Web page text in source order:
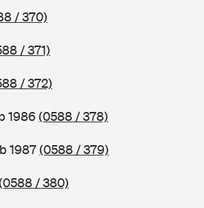
/ 370)
/ 371)
/ 372)
1986 (0588 / 378)
1987(0588 / 379)
/ 380)